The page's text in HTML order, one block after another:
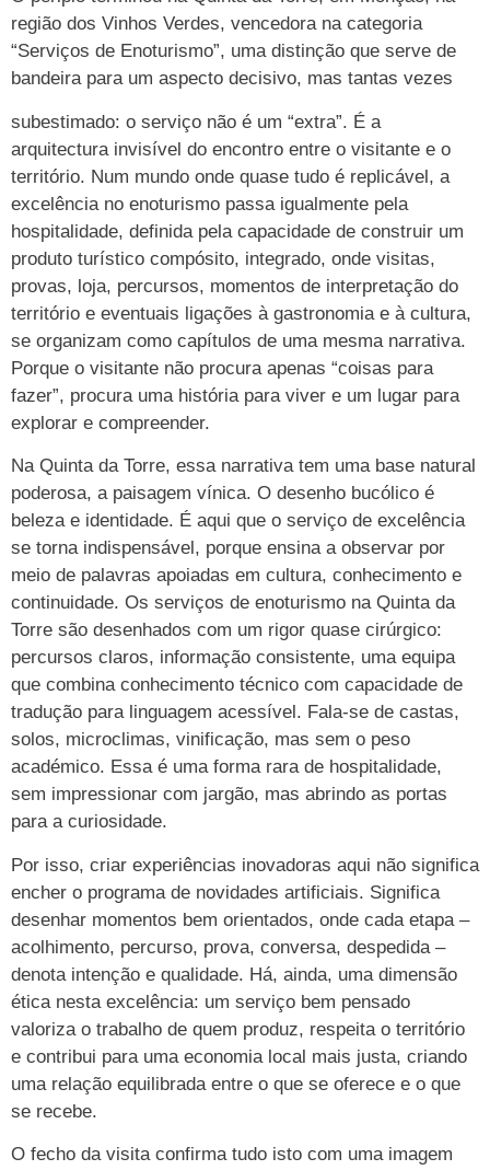
região dos Vinhos Verdes, vencedora na categoria
“Serviços de Enoturismo”, uma distinção que serve de
bandeira para um aspecto decisivo, mas tantas vezes
subestimado: o serviço não é um “extra”. É a
arquitectura invisível do encontro entre o visitante e o
território. Num mundo onde quase tudo é replicável, a
excelência no enoturismo passa igualmente pela
hospitalidade, definida pela capacidade de construir um
produto turístico compósito, integrado, onde visitas,
provas, loja, percursos, momentos de interpretação do
território e eventuais ligações à gastronomia e à cultura,
se organizam como capítulos de uma mesma narrativa.
Porque o visitante não procura apenas “coisas para
fazer”, procura uma história para viver e um lugar para
explorar e compreender.
Na Quinta da Torre, essa narrativa tem uma base natural
poderosa, a paisagem vínica. O desenho bucólico é
beleza e identidade. É aqui que o serviço de excelência
se torna indispensável, porque ensina a observar por
meio de palavras apoiadas em cultura, conhecimento e
continuidade. Os serviços de enoturismo na Quinta da
Torre são desenhados com um rigor quase cirúrgico:
percursos claros, informação consistente, uma equipa
que combina conhecimento técnico com capacidade de
tradução para linguagem acessível. Fala-se de castas,
solos, microclimas, vinificação, mas sem o peso
académico. Essa é uma forma rara de hospitalidade,
sem impressionar com jargão, mas abrindo as portas
para a curiosidade.
Por isso, criar experiências inovadoras aqui não significa
encher o programa de novidades artificiais. Significa
desenhar momentos bem orientados, onde cada etapa –
acolhimento, percurso, prova, conversa, despedida –
denota intenção e qualidade. Há, ainda, uma dimensão
ética nesta excelência: um serviço bem pensado
valoriza o trabalho de quem produz, respeita o território
e contribui para uma economia local mais justa, criando
uma relação equilibrada entre o que se oferece e o que
se recebe.
O fecho da visita confirma tudo isto com uma imagem